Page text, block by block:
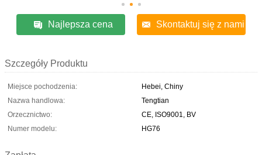
Najlepsza cena Skontaktuj się z nami
Szczegóły Produktu
Miejsce pochodzenia:
Hebei, Chiny
Nazwa handlowa:
Tengtian
Orzecznictwo:
CE, ISO9001, BV
Numer modelu:
HG76